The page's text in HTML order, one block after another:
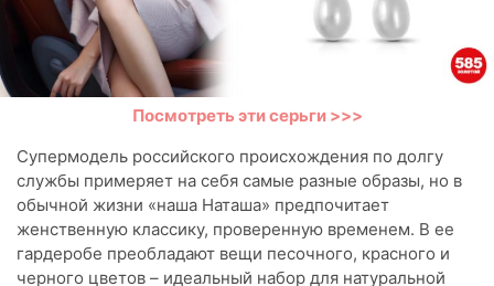
Посмотреть эти серьги >>>
Супермодель российского происхождения по долгу
службы примеряет на себя самые разные образы, но в
обычной жизни «наша Наташа» предпочитает
женственную классику, проверенную временем. В ее
гардеробе преобладают вещи песочного, красного и
черного цветов – идеальный набор для натуральной